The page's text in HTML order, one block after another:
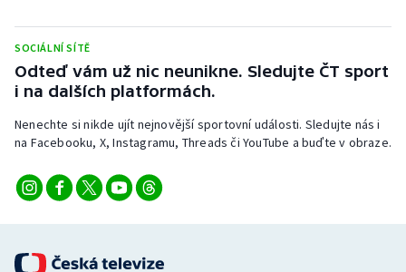
Triatlon
Vodní slalom
Volejbal
SOCIÁLNÍ SÍTĚ
Odteď vám už nic neunikne. Sledujte ČT sport
i na dalších platformách.
Nenechte si nikde ujít nejnovější sportovní události. Sledujte nás i
na Facebooku, X, Instagramu, Threads či YouTube a buďte v obraze.